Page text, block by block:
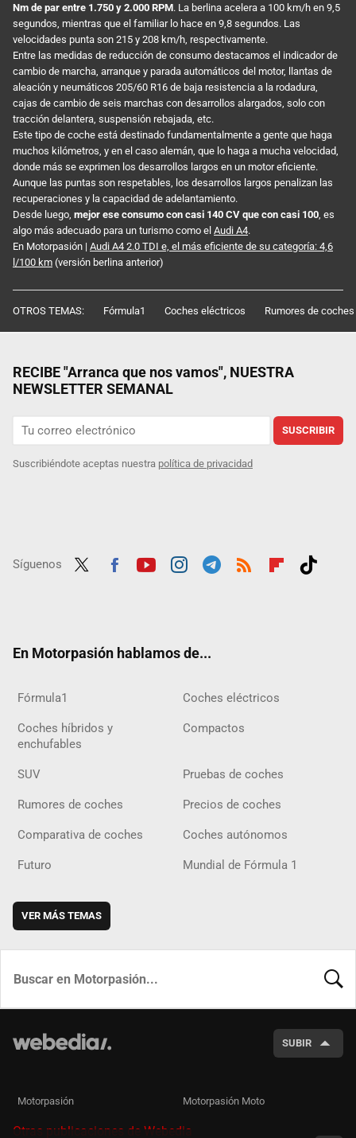
Nm de par entre 1.750 y 2.000 RPM. La berlina acelera a 100 km/h en 9,5
segundos, mientras que el familiar lo hace en 9,8 segundos. Las
velocidades punta son 215 y 208 km/h, respectivamente.
Entre las medidas de reducción de consumo destacamos el indicador de
cambio de marcha, arranque y parada automáticos del motor, llantas de
aleación y neumáticos 205/60 R16 de baja resistencia a la rodadura,
cajas de cambio de seis marchas con desarrollos alargados, solo con
tracción delantera, suspensión rebajada, etc.
Este tipo de coche está destinado fundamentalmente a gente que haga
muchos kilómetros, y en el caso alemán, que lo haga a mucha velocidad,
donde más se exprimen los desarrollos largos en un motor eficiente.
Aunque las puntas son respetables, los desarrollos largos penalizan las
recuperaciones y la capacidad de adelantamiento.
Desde luego, mejor ese consumo con casi 140 CV que con casi 100 , es
algo más adecuado para un turismo como el Audi A4.
En Motorpasión | Audi A4 2.0 TDI e, el más eficiente de su categoría: 4,6
l/100 km (versión berlina anterior)
OTROS TEMAS: Fórmula1 Coches eléctricos Rumores de coches
RECIBE "Arranca que nos vamos", NUESTRA
NEWSLETTER SEMANAL
SUSCRIBIR
Suscribiéndote aceptas nuestra política de privacidad
Síguenos
En Motorpasión hablamos de...
Fórmula1 Coches eléctricos
Coches híbridos y
enchufables
Compactos
SUV Pruebas de coches
Rumores de coches Precios de coches
Comparativa de coches Coches autónomos
Futuro Mundial de Fórmula 1
VER MÁS TEMAS
SUBIR
Motorpasión Motorpasión Moto
Otras publicaciones de Webedia